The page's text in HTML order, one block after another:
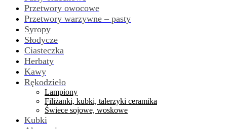
Przetwory owocowe
Przetwory warzywne – pasty
Syropy
Słodycze
Ciasteczka
Herbaty
Kawy
Rękodzieło
Lampiony
Filiżanki, kubki, talerzyki ceramika
Świece sojowe, woskowe
Kubki